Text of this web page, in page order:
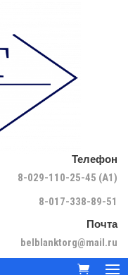
Телефон
8-029-110-25-45 (A1)
8-017-338-89-51
Почта
belblanktorg@mail.ru